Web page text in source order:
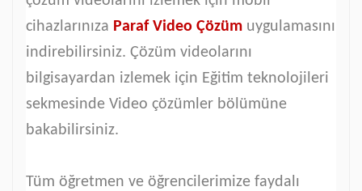
cihazlarınıza Paraf Video Çözüm uygulamasını
indirebilirsiniz. Çözüm videolarını
bilgisayardan izlemek için Eğitim teknolojileri
sekmesinde Video çözümler bölümüne
bakabilirsiniz.
Tüm öğretmen ve öğrencilerimize faydalı